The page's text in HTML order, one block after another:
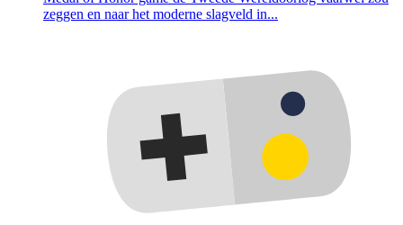
zeggen en naar het moderne slagveld in...